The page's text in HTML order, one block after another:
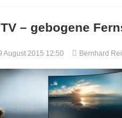
– gebogene
August 2015 12:50 Bernhard